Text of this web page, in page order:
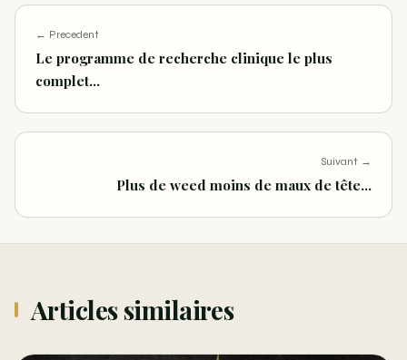
← Precedent
Le programme de recherche clinique le plus
complet…
Suivant →
Plus de weed moins de maux de tête…
Articles similaires